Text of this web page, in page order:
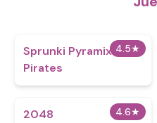
4.5★
Sprunki Pyramix
Pirates
4.6★
2048